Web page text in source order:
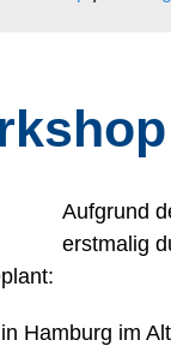
Aufgrund
erstmalig
Hamburg im